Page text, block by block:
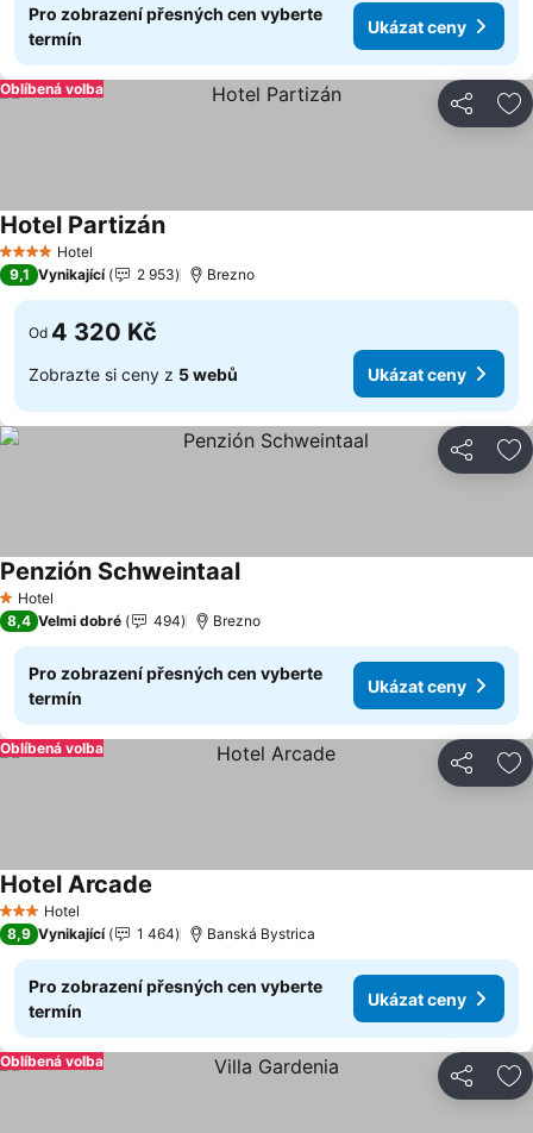
Pro zobrazení přesných cen vyberte
termín
Ukázat ceny
Sdílet
Oblíbená volba
4 Počet hvězdiček
Hotel
Hotel PartizánUkázat ceny
9,1 Vynikající 2 953 Brezno
Od 4 320 Kč
Zobrazte si ceny z 5 webů Ukázat ceny
Sdílet
1 Počet hvězdiček
Hotel
Penzión SchweintaalUkázat ceny
8,4 Velmi dobré 494 Brezno
Pro zobrazení přesných cen vyberte
termín
Ukázat ceny
Sdílet
Oblíbená volba
3 Počet hvězdiček
Hotel
Hotel Arcade
8,9 Vynikající 1 464 Banská Bystrica
Pro zobrazení přesných cen vyberte
termín
Ukázat ceny
Sdílet
Oblíbená volba